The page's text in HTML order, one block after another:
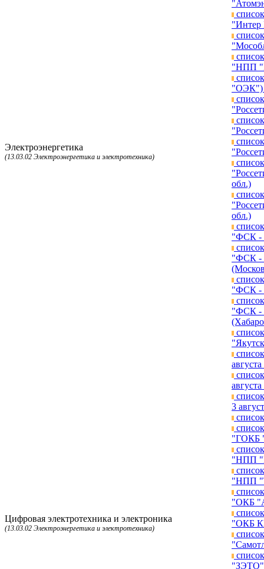
Электроэнергетика
(13.03.02 Электроэнергетика и электротехника)
"Интер
"НПП
"ОЭК")
обл.)
обл.)
"ФСК -
"ФСК -
"ФСК -
"ФСК -
Цифровая электротехника и электроника
(13.03.02 Электроэнергетика и электротехника)
3
"ГОКБ
"НПП
"НПП
"ОКБ
"ОКБ
"ЗЭТО")